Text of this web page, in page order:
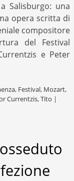
a Salisburgo: una
opera scritta di
compositore
del Festival
e Peter
, Festival, Mozart,
Currentzis,Tito |